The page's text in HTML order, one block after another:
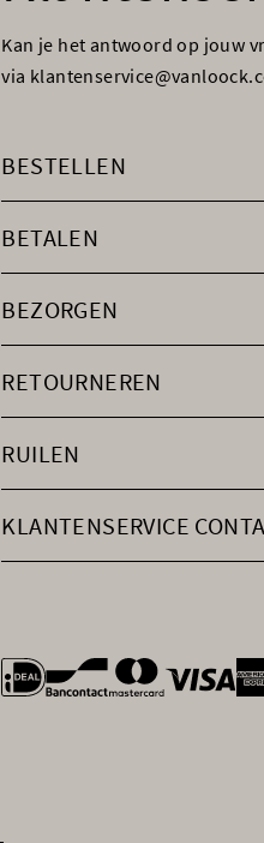
Kan je het antwoord op jouw
via
BESTELLEN
BETALEN
BEZORGEN
RETOURNEREN
RUILEN
KLANTENSERVICE
general.paymentOptions